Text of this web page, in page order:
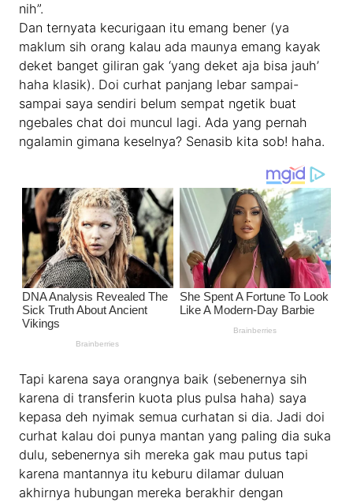
nih”.
Dan ternyata kecurigaan itu emang bener (ya
maklum sih orang kalau ada maunya emang kayak
deket banget giliran gak ‘yang deket aja bisa jauh’
haha klasik). Doi curhat panjang lebar sampai-
sampai saya sendiri belum sempat ngetik buat
ngebales chat doi muncul lagi. Ada yang pernah
ngalamin gimana keselnya? Senasib kita sob! haha.
Tapi karena saya orangnya baik (sebenernya sih
karena di transferin kuota plus pulsa haha) saya
kepasa deh nyimak semua curhatan si dia. Jadi doi
curhat kalau doi punya mantan yang paling dia suka
dulu, sebenernya sih mereka gak mau putus tapi
karena mantannya itu keburu dilamar duluan
akhirnya hubungan mereka berakhir dengan